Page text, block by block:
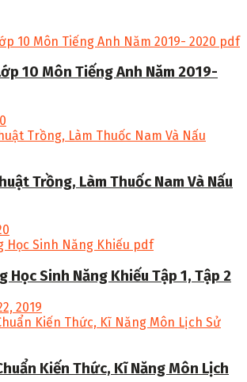
10 Môn Tiếng Anh Năm 2019-
Trồng, Làm Thuốc Nam Và Nấu
Học Sinh Năng Khiếu Tập 1, Tập 2
2019
Kiến Thức, Kĩ Năng Môn Lịch